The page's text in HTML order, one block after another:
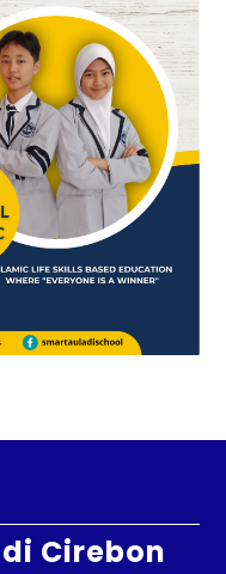
Cirebon